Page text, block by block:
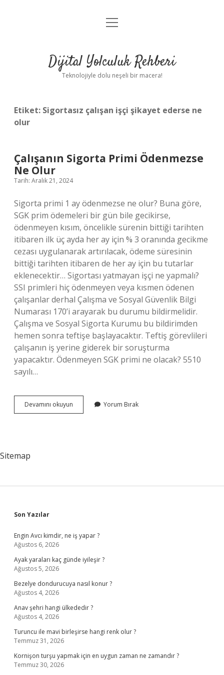
Anasayfa
Yasal Uyarı
menüyü
Dijital Yolculuk Rehberi
Teknolojiyle dolu neşeli bir macera!
Etiket: Sigortasız çalışan işçi şikayet ederse ne
olur
Çalışanın Sigorta Primi Ödenmezse
Ne Olur
Tarih: Aralık 21, 2024
Sigorta primi 1 ay ödenmezse ne olur? Buna göre,
SGK prim ödemeleri bir gün bile gecikirse,
ödenmeyen kısım, öncelikle sürenin bittiği tarihten
itibaren ilk üç ayda her ay için % 3 oranında gecikme
cezası uygulanarak artırılacak, ödeme süresinin
bittiği tarihten itibaren de her ay için bu tutarlar
eklenecektir… Sigortası yatmayan işçi ne yapmalı?
SSI primleri hiç ödenmeyen veya kısmen ödenen
çalışanlar derhal Çalışma ve Sosyal Güvenlik Bilgi
Numarası 170’i arayarak bu durumu bildirmelidir.
Çalışma ve Sosyal Sigorta Kurumu bu bildirimden
hemen sonra teftişe başlayacaktır. Teftiş görevlileri
çalışanın iş yerine giderek bir soruşturma
yapacaktır. Ödenmeyen SGK primi ne olacak? 5510
sayılı…
Devamını okuyun Çalışanın
Sigorta
Yorum Bırak
Sitemap
Sidebar
Son Yazılar
Engin Avcı kimdir, ne iş yapar ?
Ağustos 6, 2026
Ayak yaraları kaç günde iyileşir ?
Ağustos 5, 2026
Bezelye dondurucuya nasıl konur ?
Ağustos 4, 2026
Anav şehri hangi ülkededir ?
Ağustos 4, 2026
Turuncu ile mavi birleşirse hangi renk olur ?
Temmuz 31, 2026
Kornişon turşu yapmak için en uygun zaman ne zamandır ?
Temmuz 30, 2026